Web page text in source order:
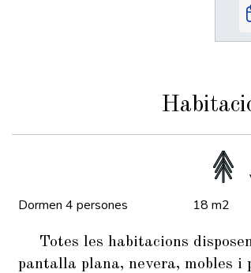
Dormen 4 persones
18 m2
Totes les habitacions
pantalla plana, nevera, mobles